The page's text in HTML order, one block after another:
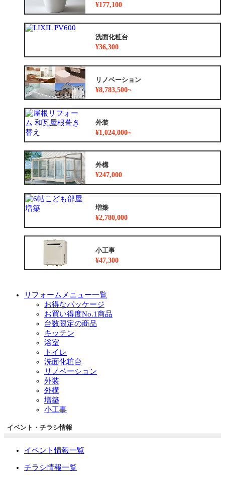
¥177,100
洗面化粧台
¥36,300
リノベーション
¥8,783,500~
外装
¥1,024,000~
外構
¥247,000
増築
¥2,780,000
小工事
¥47,300
リフォームメニュー一覧
お得なパッケージ
お買い得度No.1商品
台数限定の商品
キッチン
浴室
トイレ
洗面化粧台
リノベーション
外装
外構
増築
小工事
イベント・チラシ情報
イベント情報一覧
チラシ情報一覧